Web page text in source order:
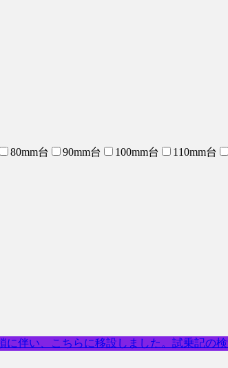
80mm台 90mm台 100mm台 110mm台
に伴い、こちらに移設しました。試乗記の